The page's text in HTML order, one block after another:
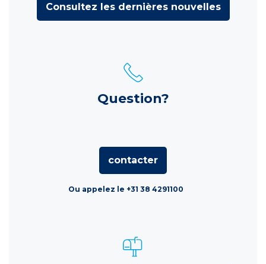
Consultez les dernières nouvelles
Question?
contacter
Ou appelez le +31 38 4291100